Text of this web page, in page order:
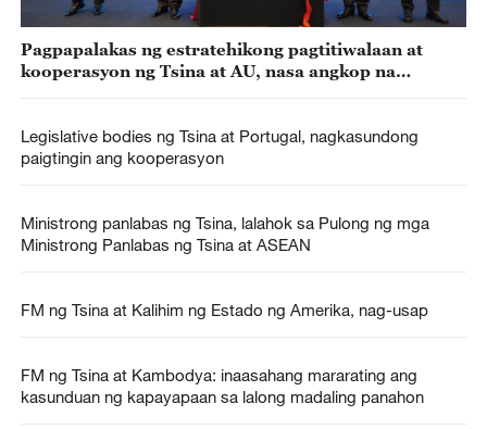
Pagpapalakas ng estratehikong pagtitiwalaan at
kooperasyon ng Tsina at AU, nasa angkop na
Legislative bodies ng Tsina at Portugal, nagkasundong
paigtingin ang kooperasyon
Ministrong panlabas ng Tsina, lalahok sa Pulong ng mga
Ministrong Panlabas ng Tsina at ASEAN
FM ng Tsina at Kalihim ng Estado ng Amerika, nag-usap
FM ng Tsina at Kambodya: inaasahang mararating ang
kasunduan ng kapayapaan sa lalong madaling panahon